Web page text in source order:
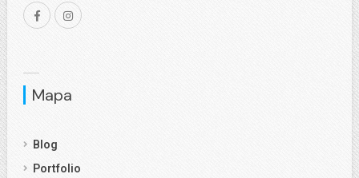
Mapa
Blog
Portfolio